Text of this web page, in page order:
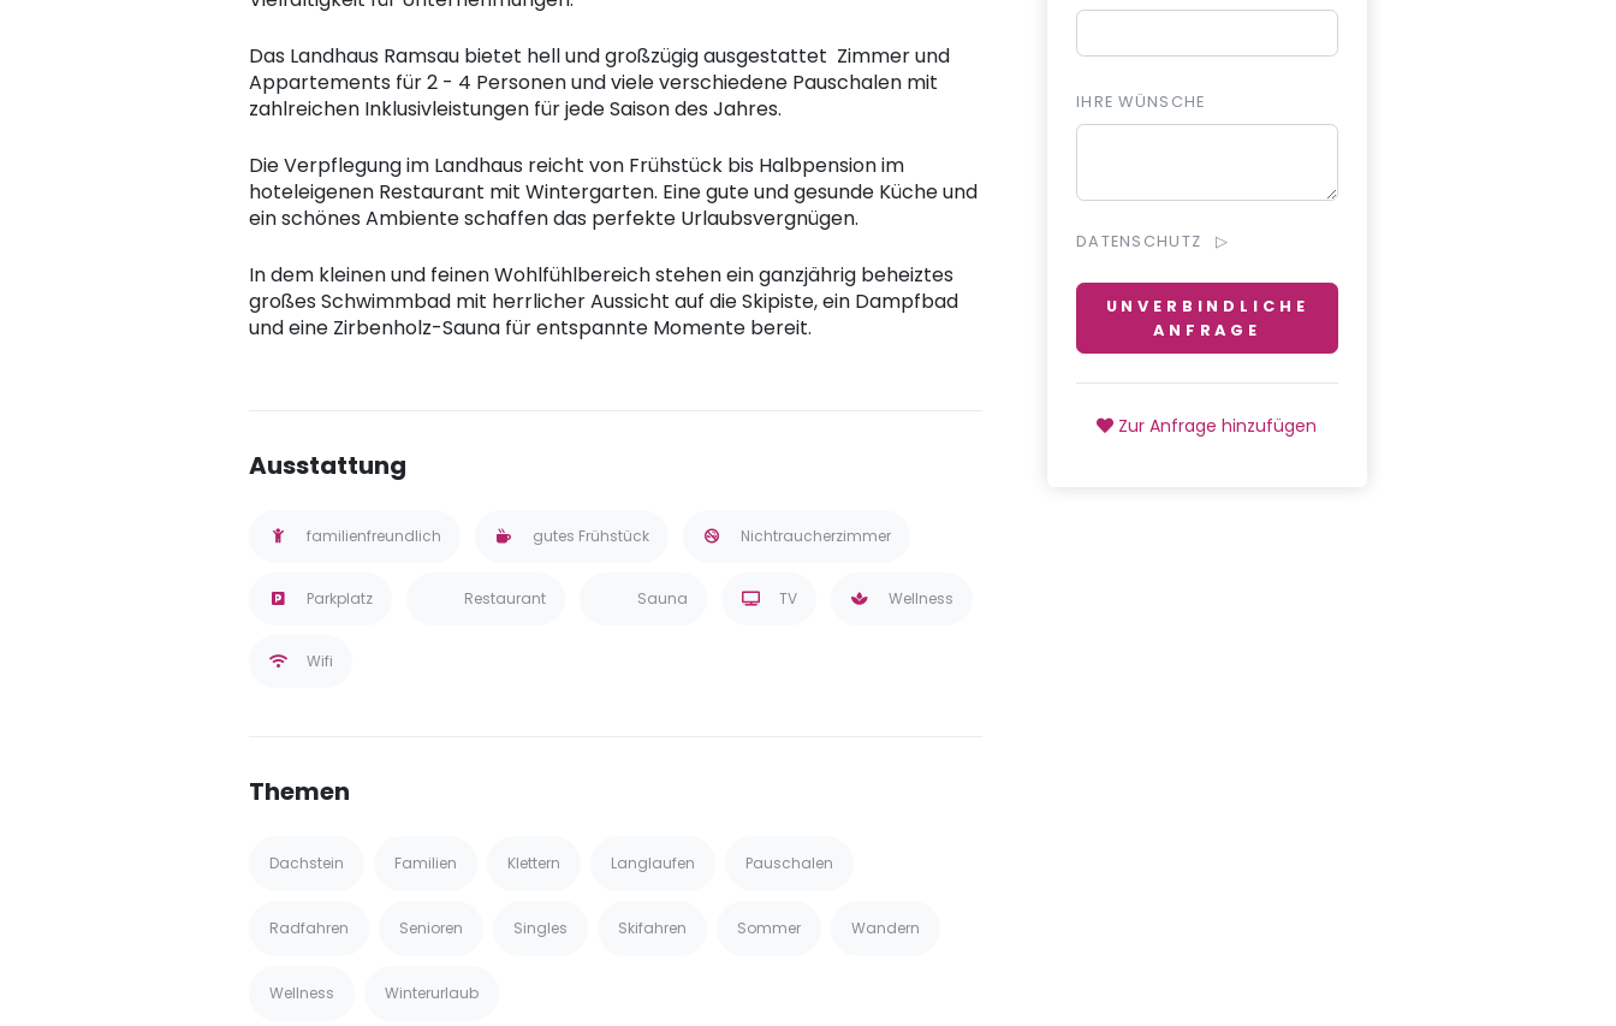
Das Landhaus Ramsau bietet hell und großzügig ausgestattet Zimmer und
Appartements für 2 - 4 Personen und viele verschiedene Pauschalen mit
zahlreichen Inklusivleistungen für jede Saison des Jahres.
Die Verpflegung im Landhaus reicht von Frühstück bis Halbpension im
hoteleigenen Restaurant mit Wintergarten. Eine gute und gesunde Küche und
ein schönes Ambiente schaffen das perfekte Urlaubsvergnügen.
In dem kleinen und feinen Wohlfühlbereich stehen ein ganzjährig beheiztes
großes Schwimmbad mit herrlicher Aussicht auf die Skipiste, ein Dampfbad
und eine Zirbenholz-Sauna für entspannte Momente bereit.
Ausstattung
familienfreundlich gutes Frühstück Nichtraucherzimmer
Parkplatz Restaurant Sauna TV Wellness
Wifi
Themen
Dachstein Familien Klettern Langlaufen Pauschalen
Radfahren Senioren Singles Skifahren Sommer Wandern
Wellness Winterurlaub
IHRE WÜNSCHE
DATENSCHUTZ
UNVERBINDLICHE
ANFRAGE
Zur Anfrage hinzufügen